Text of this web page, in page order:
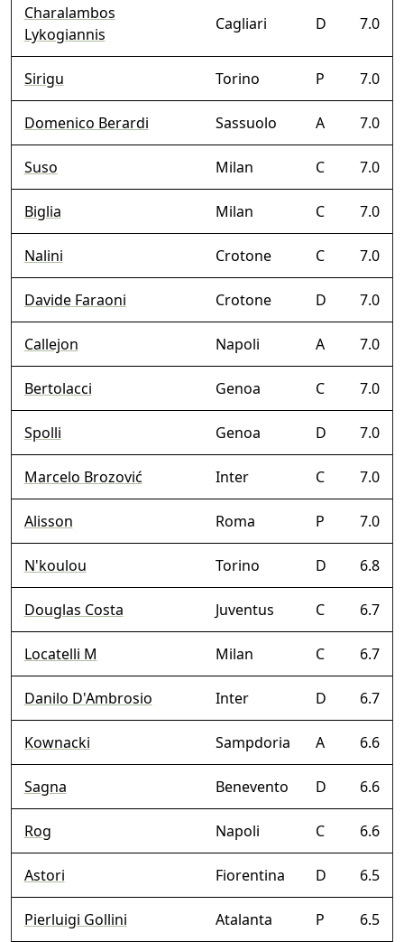
Charalambos
Lykogiannis
Cagliari D 7.0
Sirigu Torino P 7.0
Domenico Berardi Sassuolo A 7.0
Suso Milan C 7.0
Biglia Milan C 7.0
Nalini Crotone C 7.0
Davide Faraoni Crotone D 7.0
Callejon Napoli A 7.0
Bertolacci Genoa C 7.0
Spolli Genoa D 7.0
Marcelo Brozović Inter C 7.0
Alisson Roma P 7.0
N'koulou Torino D 6.8
Douglas Costa Juventus C 6.7
Locatelli M Milan C 6.7
Danilo D'Ambrosio Inter D 6.7
Kownacki Sampdoria A 6.6
Sagna Benevento D 6.6
Rog Napoli C 6.6
Astori Fiorentina D 6.5
Pierluigi Gollini Atalanta P 6.5